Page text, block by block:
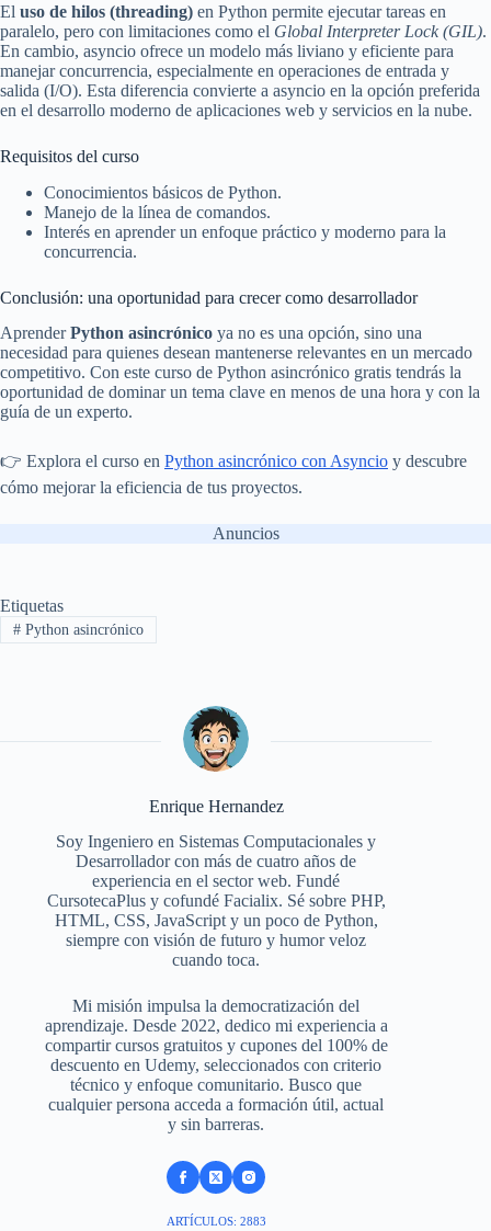
El uso de hilos (threading) en Python permite ejecutar tareas en
paralelo, pero con limitaciones como el Global Interpreter Lock (GIL).
En cambio, asyncio ofrece un modelo más liviano y eficiente para
manejar concurrencia, especialmente en operaciones de entrada y
salida (I/O). Esta diferencia convierte a asyncio en la opción preferida
en el desarrollo moderno de aplicaciones web y servicios en la nube.
Requisitos del curso
Conocimientos básicos de Python.
Manejo de la línea de comandos.
Interés en aprender un enfoque práctico y moderno para la
concurrencia.
Conclusión: una oportunidad para crecer como desarrollador
AprenderPython asincrónico ya no es una opción, sino una
necesidad para quienes desean mantenerse relevantes en un mercado
competitivo. Con este curso de Python asincrónico gratis tendrás la
oportunidad de dominar un tema clave en menos de una hora y con la
guía de un experto.
👉 Explora el curso en Python asincrónico con Asyncio y descubre
cómo mejorar la eficiencia de tus proyectos.
Anuncios
Etiquetas
#Python asincrónico
Enrique Hernandez
Soy Ingeniero en Sistemas Computacionales y
Desarrollador con más de cuatro años de
experiencia en el sector web. Fundé
CursotecaPlus y cofundé Facialix. Sé sobre PHP,
HTML, CSS, JavaScript y un poco de Python,
siempre con visión de futuro y humor veloz
cuando toca.
Mi misión impulsa la democratización del
aprendizaje. Desde 2022, dedico mi experiencia a
compartir cursos gratuitos y cupones del 100% de
descuento en Udemy, seleccionados con criterio
técnico y enfoque comunitario. Busco que
cualquier persona acceda a formación útil, actual
y sin barreras.
ARTÍCULOS: 2883